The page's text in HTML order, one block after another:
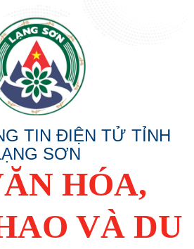
TIN ĐIỆN TỬ TỈNH
SƠN
HÓA,
VÀ DU